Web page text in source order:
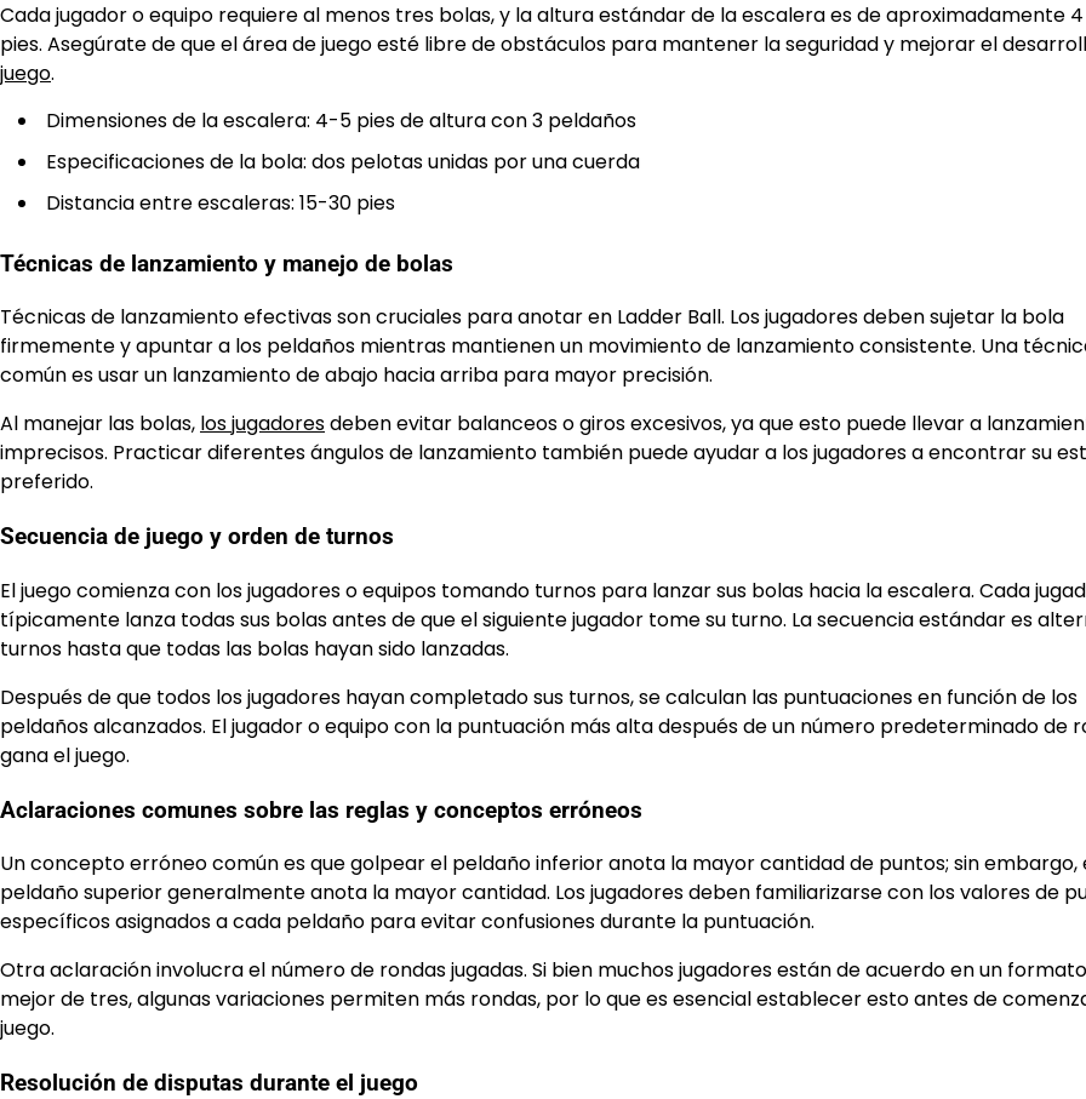
Cada jugador o equipo requiere al menos tres bolas, y la altura estándar de la escalera es de aproximadamente
pies. Asegúrate de que el área de juego esté libre de obstáculos para mantener la seguridad y mejorar el
juego.
Dimensiones de la escalera: 4-5 pies de altura con 3 peldaños
Especificaciones de la bola: dos pelotas unidas por una cuerda
Distancia entre escaleras: 15-30 pies
Técnicas de lanzamiento y manejo de bolas
Técnicas de lanzamiento efectivas son cruciales para anotar en Ladder Ball. Los jugadores deben sujetar la bola
firmemente y apuntar a los peldaños mientras mantienen un movimiento de lanzamiento consistente. Una
común es usar un lanzamiento de abajo hacia arriba para mayor precisión.
Al manejar las bolas, los jugadoresdeben evitar balanceos o giros excesivos, ya que esto puede llevar a
imprecisos. Practicar diferentes ángulos de lanzamiento también puede ayudar a los jugadores a encontrar su
preferido.
Secuencia de juego y orden de turnos
El juego comienza con los jugadores o equipos tomando turnos para lanzar sus bolas hacia la escalera. Cada
típicamente lanza todas sus bolas antes de que el siguiente jugador tome su turno. La secuencia estándar es
turnos hasta que todas las bolas hayan sido lanzadas.
Después de que todos los jugadores hayan completado sus turnos, se calculan las puntuaciones en función de los
peldaños alcanzados. El jugador o equipo con la puntuación más alta después de un número predeterminado de
gana el juego.
Aclaraciones comunes sobre las reglas y conceptos erróneos
Un concepto erróneo común es que golpear el peldaño inferior anota la mayor cantidad de puntos; sin embargo,
peldaño superior generalmente anota la mayor cantidad. Los jugadores deben familiarizarse con los valores de
específicos asignados a cada peldaño para evitar confusiones durante la puntuación.
Otra aclaración involucra el número de rondas jugadas. Si bien muchos jugadores están de acuerdo en un
mejor de tres, algunas variaciones permiten más rondas, por lo que es esencial establecer esto antes de
juego.
Resolución de disputas durante el juego